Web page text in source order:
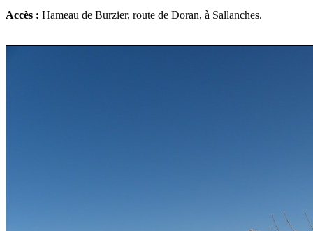
Accès : Hameau de Burzier, route de Doran, à Sallanches.